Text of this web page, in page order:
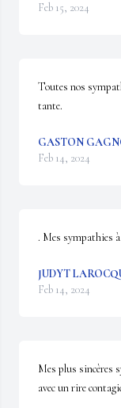
Feb 15, 2024
Toutes nos
tante.
GASTON
Feb 14, 2024
. Mes sympathies
JUDYT
Feb 14, 2024
Mes plus sincères
avec un rire